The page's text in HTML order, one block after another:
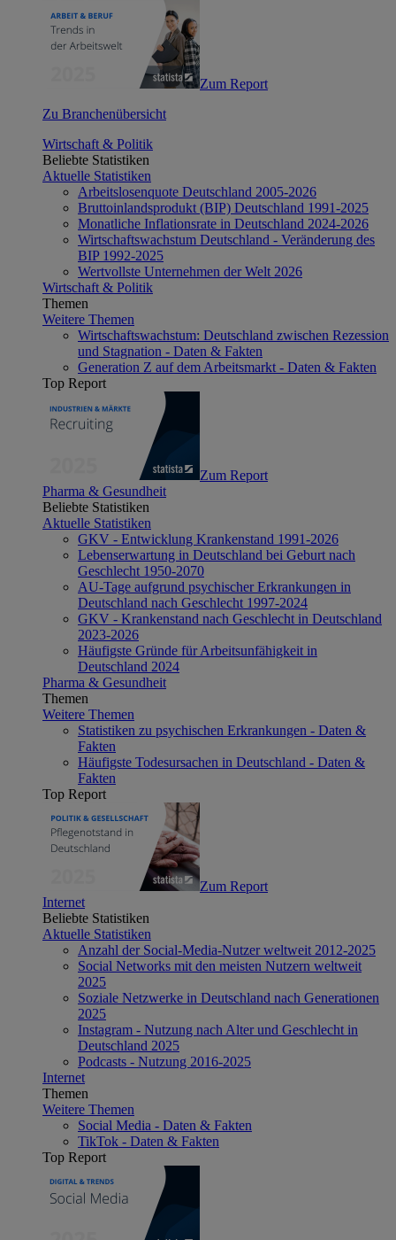
Zum Report
Zu Branchenübersicht
Wirtschaft & Politik
Beliebte Statistiken
Aktuelle Statistiken
Arbeitslosenquote Deutschland 2005-2026
Bruttoinlandsprodukt (BIP) Deutschland 1991-2025
Monatliche Inflationsrate in Deutschland 2024-2026
Wirtschaftswachstum Deutschland - Veränderung des
BIP 1992-2025
Wertvollste Unternehmen der Welt 2026
Wirtschaft & Politik
Themen
Weitere Themen
Wirtschaftswachstum: Deutschland zwischen Rezession
und Stagnation - Daten & Fakten
Generation Z auf dem Arbeitsmarkt - Daten & Fakten
Top Report
Zum Report
Pharma & Gesundheit
Beliebte Statistiken
Aktuelle Statistiken
GKV - Entwicklung Krankenstand 1991-2026
Lebenserwartung in Deutschland bei Geburt nach
Geschlecht 1950-2070
AU-Tage aufgrund psychischer Erkrankungen in
Deutschland nach Geschlecht 1997-2024
GKV - Krankenstand nach Geschlecht in Deutschland
2023-2026
Häufigste Gründe für Arbeitsunfähigkeit in
Deutschland 2024
Pharma & Gesundheit
Themen
Weitere Themen
Statistiken zu psychischen Erkrankungen - Daten &
Fakten
Häufigste Todesursachen in Deutschland - Daten &
Fakten
Top Report
Zum Report
Internet
Beliebte Statistiken
Aktuelle Statistiken
Anzahl der Social-Media-Nutzer weltweit 2012-2025
Social Networks mit den meisten Nutzern weltweit
2025
Soziale Netzwerke in Deutschland nach Generationen
2025
Instagram - Nutzung nach Alter und Geschlecht in
Deutschland 2025
Podcasts - Nutzung 2016-2025
Internet
Themen
Weitere Themen
Social Media - Daten & Fakten
TikTok - Daten & Fakten
Top Report